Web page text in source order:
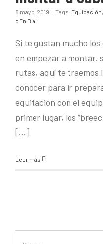
8 mayo, 2019 | Tags: Equipación,
d'En Blai
Si te gustan mucho
en empezar a montar,
rutas, aquí te traemos
conocer para ir
equitación con el
primer lugar, los
[...]
Leer más